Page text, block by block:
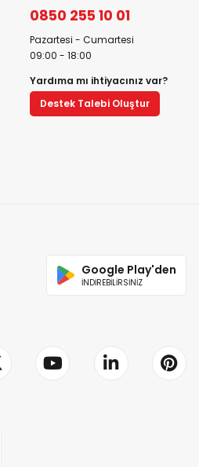
0850 255 10 01
Pazartesi - Cumartesi
09:00 - 18:00
Yardıma mı ihtiyacınız var?
Destek Talebi Oluştur
Google Play'den
İNDİREBİLİRSİNİZ